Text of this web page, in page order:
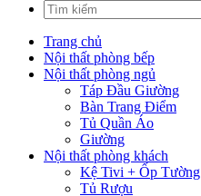
Trang chủ
Nội thất phòng bếp
Nội thất phòng ngủ
Táp Đầu Giường
Bàn Trang Điểm
Tủ Quần Áo
Giường
Nội thất phòng khách
Kệ Tivi + Ốp Tường
Tủ Rượu